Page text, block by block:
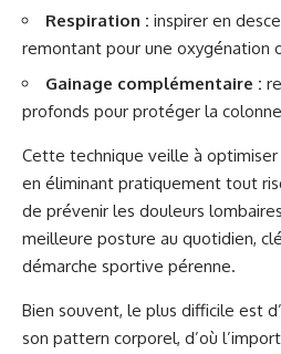
Respiration : inspirer en
remontant pour une oxygénation
Gainage complémentaire :
profonds pour protéger la
Cette technique veille à
en éliminant pratiquement tout
de prévenir les douleurs
meilleure posture au quotidien,
démarche sportive pérenne.
Bien souvent, le plus difficile est
son pattern corporel, d’où